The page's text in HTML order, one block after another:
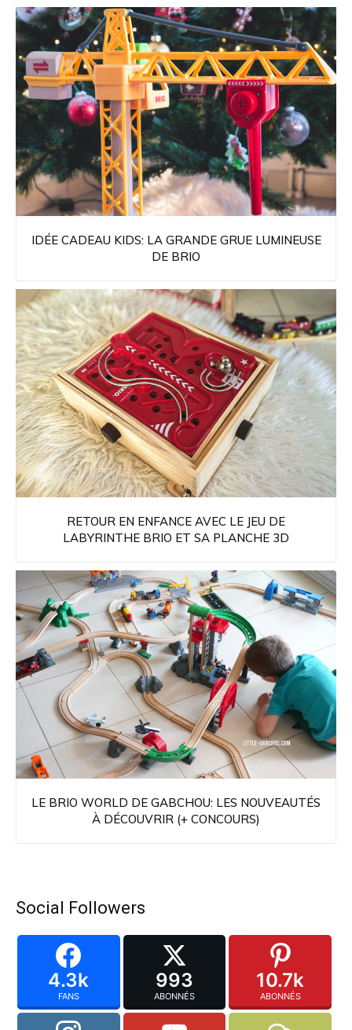
IDÉE CADEAU KIDS: LA GRANDE GRUE LUMINEUSE
DE BRIO
RETOUR EN ENFANCE AVEC LE JEU DE
LABYRINTHE BRIO ET SA PLANCHE 3D
LE BRIO WORLD DE GABCHOU: LES NOUVEAUTÉS
À DÉCOUVRIR (+ CONCOURS)
Social Followers
4.3k
FANS
993
ABONNÉS
10.7k
ABONNÉS